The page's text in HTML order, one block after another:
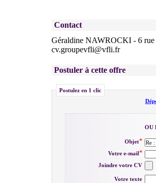
Contact
Géraldine NAWROCKI - 6
cv.groupevfli@vfli.fr
Postuler à cette offre
Postulez en 1 clic
OU
Objet
Votre e-mail
Joindre votre CV
Votre texte